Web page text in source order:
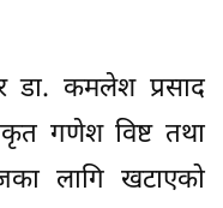
कमलेश प्रसाद
गणेश विष्ट तथा
लागि खटाएको